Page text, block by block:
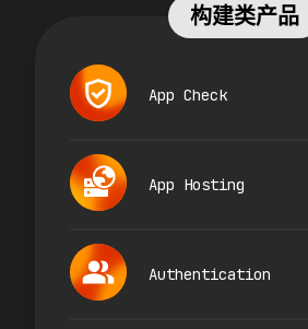
构建类产品
App Check
App Hosting
Authentication